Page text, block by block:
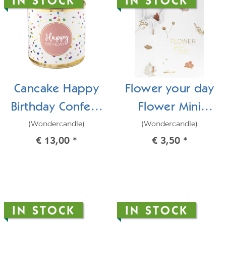
Cancake Happy
Birthday Confetti
Brownie
(Wondercandle)
€ 13,00 *
Flower your day
Flower Mini
Wondercard
(Wondercandle)
€ 3,50 *
IN STOCK IN STOCK